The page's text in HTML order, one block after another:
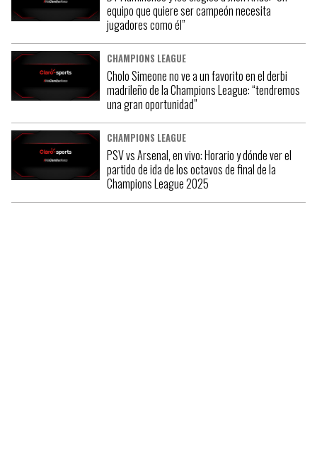
equipo que quiere ser campeón necesita
jugadores como él”
CHAMPIONS LEAGUE
Cholo Simeone no ve a un favorito en el derbi
madrileño de la Champions League: “tendremos
una gran oportunidad”
CHAMPIONS LEAGUE
PSV vs Arsenal, en vivo: Horario y dónde ver el
partido de ida de los octavos de final de la
Champions League 2025